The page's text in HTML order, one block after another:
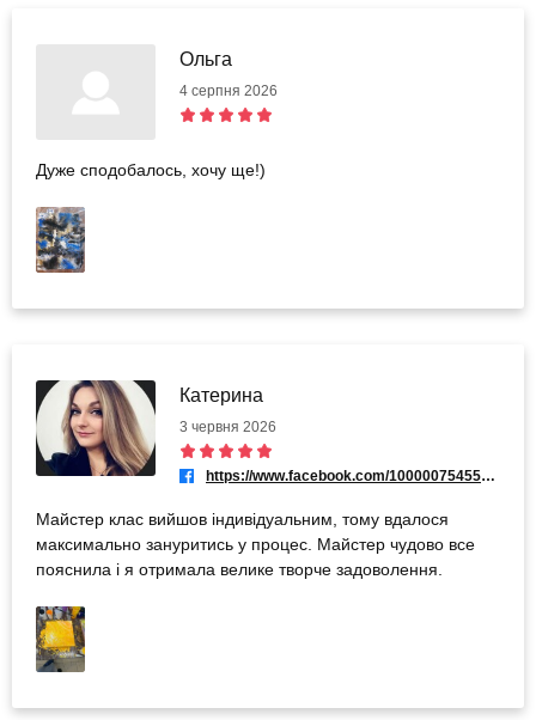
Ольга
4 серпня 2026
Дуже сподобалось, хочу ще!)
Катерина
3 червня 2026
https://www.facebook.com/100000754553149
Майстер клас вийшов індивідуальним, тому вдалося
максимально зануритись у процес. Майстер чудово все
пояснила і я отримала велике творче задоволення.